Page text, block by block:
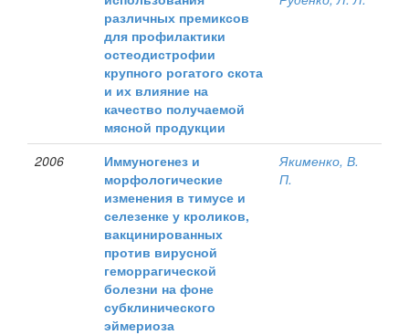
различных премиксов
для профилактики
остеодистрофии
крупного рогатого скота
и их влияние на
качество получаемой
мясной продукции
2006
Иммуногенез и
морфологические
изменения в тимусе и
селезенке у кроликов,
вакцинированных
против вирусной
геморрагической
болезни на фоне
субклинического
эймериоза
Якименко, В.
П.